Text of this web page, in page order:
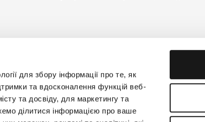
для збору інформації про те, як
та вдосконалення функцій веб-
та досвіду, для маркетингу та
ділитися інформацією про ваше